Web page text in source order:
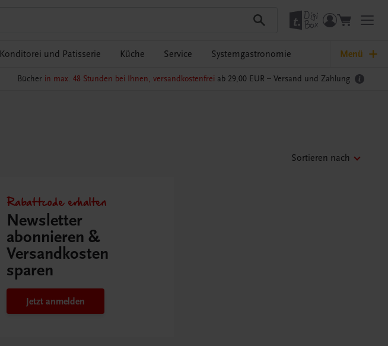
Konditorei und Patisserie Küche Service Systemgastronomie Menü
Bücher in max. 48 Stunden bei Ihnen, versandkostenfrei ab 29,00 EUR – Versand und Zahlung
Sortieren nach
Rabattcode erhalten
Newsletter
abonnieren &
Versandkosten
sparen
Jetzt anmelden